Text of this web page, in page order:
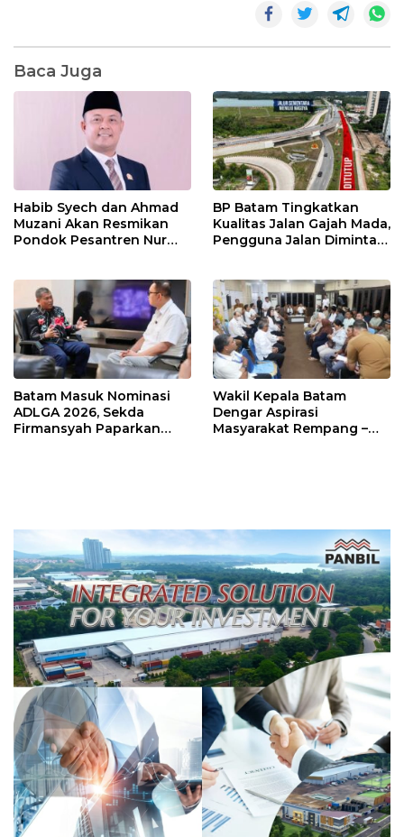
Baca Juga
Habib Syech dan Ahmad
Muzani Akan Resmikan
Pondok Pesantren Nur
BP Batam Tingkatkan
Kualitas Jalan Gajah Mada,
Pengguna Jalan Diminta
Batam Masuk Nominasi
ADLGA 2026, Sekda
Firmansyah Paparkan
Wakil Kepala Batam
Dengar Aspirasi
Masyarakat Rempang –